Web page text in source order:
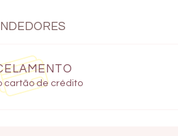
cartão de crédito